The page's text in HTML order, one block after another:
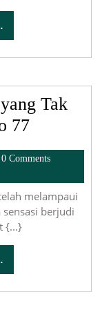
READING....
Tak
77
0 Comments
melampaui
berjudi
{...}
READING....